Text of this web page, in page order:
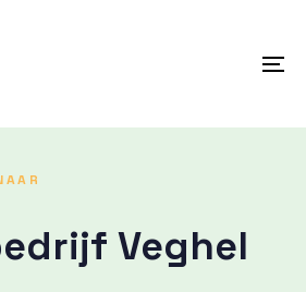
Veghel